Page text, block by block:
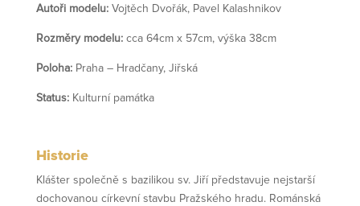
Autoři modelu:Vojtěch Dvořák, Pavel Kalashnikov
Rozměry modelu:cca 64cm x 57cm, výška 38cm
Poloha:Praha – Hradčany, Jiřská
Status: Kulturní památka
Historie
Klášter společně s bazilikou sv. Jiří představuje nejstarší
dochovanou církevní stavbu Pražského hradu. Románská